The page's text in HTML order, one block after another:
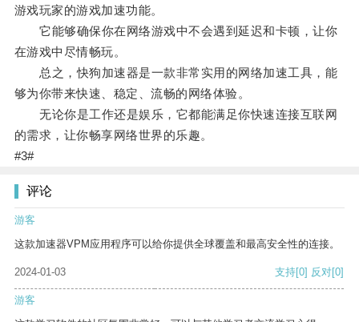
游戏玩家的游戏加速功能。
它能够确保你在网络游戏中不会遇到延迟和卡顿，让你
在游戏中尽情畅玩。
总之，快狗加速器是一款非常实用的网络加速工具，能
够为你带来快速、稳定、流畅的网络体验。
无论你是工作还是娱乐，它都能满足你快速连接互联网
的需求，让你畅享网络世界的乐趣。
#3#
评论
游客
这款加速器VPM应用程序可以给你提供全球覆盖和最高安全性的连接。
2024-01-03 支持[0] 反对[0]
游客